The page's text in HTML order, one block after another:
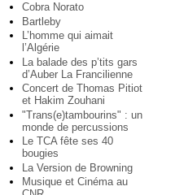
Cobra Norato
Bartleby
L’homme qui aimait
l’Algérie
La balade des p’tits gars
d’Auber La Francilienne
Concert de Thomas Pitiot
et Hakim Zouhani
"Trans(e)tambourins" : un
monde de percussions
Le TCA fête ses 40
bougies
La Version de Browning
Musique et Cinéma au